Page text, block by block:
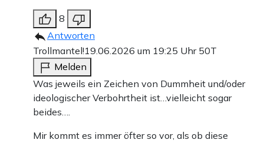
8
Antworten
Trollmantel!19.06.2026 um 19:25 Uhr 50T
Melden
Was jeweils ein Zeichen von Dummheit und/oder
ideologischer Verbohrtheit ist…vielleicht sogar
beides….
Mir kommt es immer öfter so vor, als ob diese